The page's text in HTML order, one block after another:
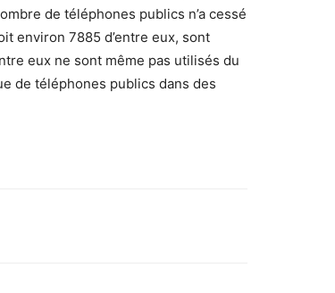
de téléphones publics n’a cessé
environ 7885 d’entre eux, sont
eux ne sont même pas utilisés du
de téléphones publics dans des